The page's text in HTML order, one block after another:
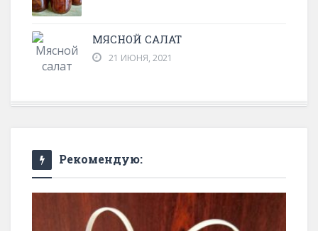
МЯСНОЙ САЛАТ
21 ИЮНЯ, 2021
Рекомендую: